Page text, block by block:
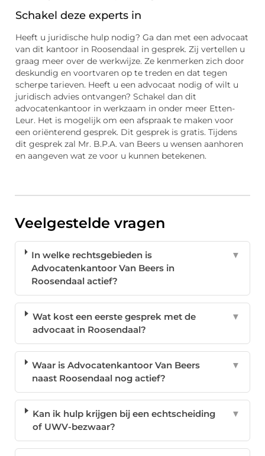
Schakel deze experts in
Heeft u juridische hulp nodig? Ga dan met een advocaat
van dit kantoor in Roosendaal in gesprek. Zij vertellen u
graag meer over de werkwijze. Ze kenmerken zich door
deskundig en voortvaren op te treden en dat tegen
scherpe tarieven. Heeft u een advocaat nodig of wilt u
juridisch advies ontvangen? Schakel dan dit
advocatenkantoor in werkzaam in onder meer Etten-
Leur. Het is mogelijk om een afspraak te maken voor
een oriënterend gesprek. Dit gesprek is gratis. Tijdens
dit gesprek zal Mr. B.P.A. van Beers u wensen aanhoren
en aangeven wat ze voor u kunnen betekenen.
Veelgestelde vragen
In welke rechtsgebieden is
Advocatenkantoor Van Beers in
Roosendaal actief?
▼
Wat kost een eerste gesprek met de
advocaat in Roosendaal?
▼
Waar is Advocatenkantoor Van Beers
naast Roosendaal nog actief?
▼
Kan ik hulp krijgen bij een echtscheiding
of UWV-bezwaar?
▼